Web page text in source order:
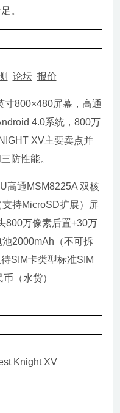
。
论坛 报价
800×480屏幕，高通
4.0系统，800万
XV主要卖点并
防性能。
高通MSM8225A 双核
持MicroSD扩展）屏
800万像素后置+30万
2000mAh（不可拆
SIM卡类型标准SIM
（水货）
Knight XV